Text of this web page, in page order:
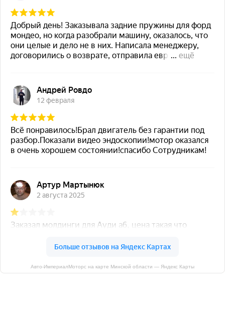
Авто-ИмпериалМоторс на карте Минской области — Яндекс Карты